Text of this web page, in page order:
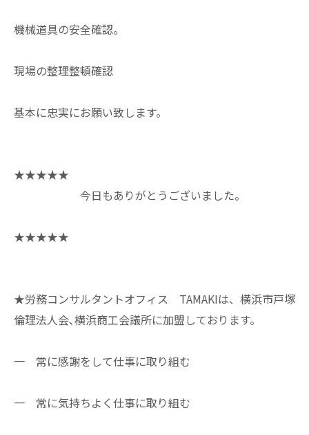
機械道具の安全確認。
現場の整理整頓確認
基本に忠実にお願い致します。
★★★★★
今日もありがとうございました。
★★★★★
★労務コンサルタントオフィス TAMAKIは、横浜市戸塚
倫理法人会､横浜商工会議所に加盟しております。
一 常に感謝をして仕事に取り組む
一 常に気持ちよく仕事に取り組む